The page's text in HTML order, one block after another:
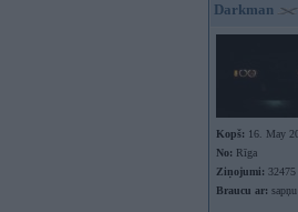
Darkman
Kopš: 16. May
No: Rīga
Ziņojumi: 32475
Braucu ar: